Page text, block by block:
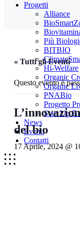
Progetti
Alliance
Più
BITBIO
Hi-Welfare
Organic
Organic
PNABio
Progetto
Start Up
News
Eventi
Contatti
« Tutti gli Eventi
Questo evento è
del bio
17 Aprile, 2024 @